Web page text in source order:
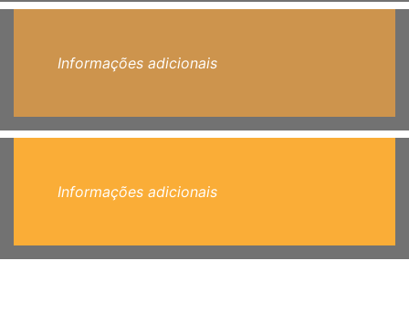
Informações adicionais
Informações adicionais